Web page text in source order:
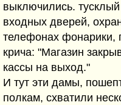
выключились.
входных дверей,
телефонах фонарики,
крича: "Магазин
кассы на выход."
И тут эти дамы,
полкам, схватили